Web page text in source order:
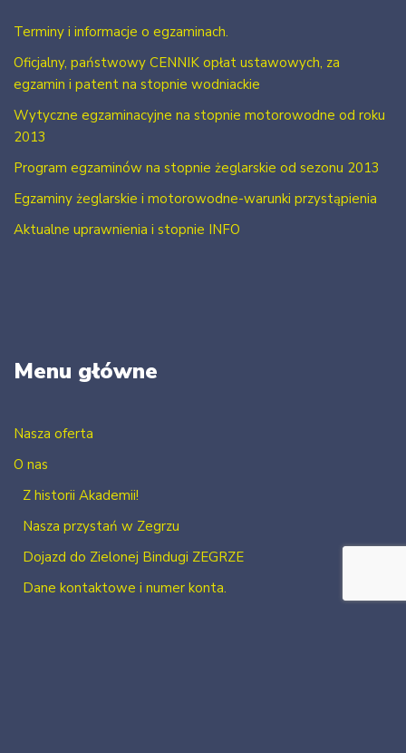
Terminy i informacje o egzaminach.
Oficjalny, państwowy CENNIK opłat ustawowych, za
egzamin i patent na stopnie wodniackie
Wytyczne egzaminacyjne na stopnie motorowodne od roku
2013
Program egzaminów na stopnie żeglarskie od sezonu 2013
Egzaminy żeglarskie i motorowodne-warunki przystąpienia
Aktualne uprawnienia i stopnie INFO
Menu główne
Nasza oferta
O nas
Z historii Akademii!
Nasza przystań w Zegrzu
Dojazd do Zielonej Bindugi ZEGRZE
Dane kontaktowe i numer konta.